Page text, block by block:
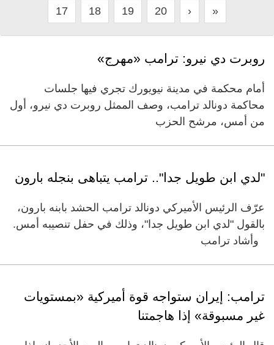
17 18 19 20 › »
روبرت دي نيرو: ترامب «مهرج»
أمام محكمة في مدينة نيويورك تجري فيها جلسات
محاكمة دونالد ترامب، وصف الممثل روبرت دي نيرو، أول
من أمس، مرشح الحزب
"لدي ابن طويل جدا".. ترامب يتباهى بنجله بارون
عرّف الرئيس الأميركي دونالد ترامب الحشد بابنه بارون،
بالقول "لدي ابن طويل جدا"، وذلك في حفل تنصيبه أمس.
وأشاد ترامب
ترامب: إيران ستواجه قوة أميركية «بمستويات
غير مسبوقة» إذا هاجمتنا